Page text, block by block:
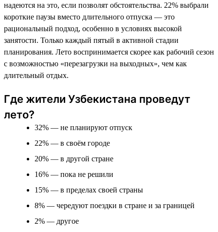
надеются на это, если позволят обстоятельства. 22% выбрали
короткие паузы вместо длительного отпуска — это
рациональный подход, особенно в условиях высокой
занятости. Только каждый пятый в активной стадии
планирования. Лето воспринимается скорее как рабочий сезон
с возможностью «перезагрузки на выходных», чем как
длительный отдых.
Где жители Узбекистана проведут
лето?
32% — не планируют отпуск
22% — в своём городе
20% — в другой стране
16% — пока не решили
15% — в пределах своей страны
8% — чередуют поездки в стране и за границей
2% — другое